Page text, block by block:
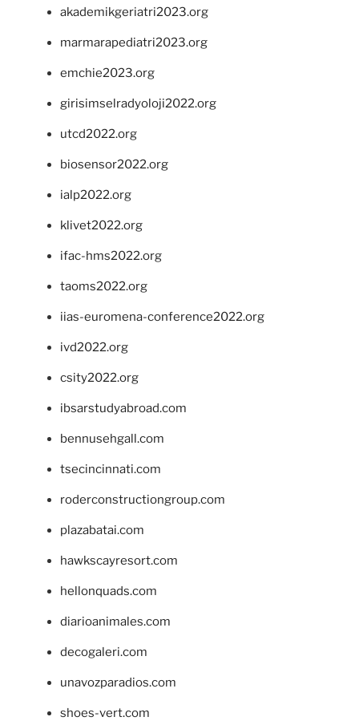
akademikgeriatri2023.org
marmarapediatri2023.org
emchie2023.org
girisimselradyoloji2022.org
utcd2022.org
biosensor2022.org
ialp2022.org
klivet2022.org
ifac-hms2022.org
taoms2022.org
iias-euromena-conference2022.org
ivd2022.org
csity2022.org
ibsarstudyabroad.com
bennusehgall.com
tsecincinnati.com
roderconstructiongroup.com
plazabatai.com
hawkscayresort.com
hellonquads.com
diarioanimales.com
decogaleri.com
unavozparadios.com
shoes-vert.com